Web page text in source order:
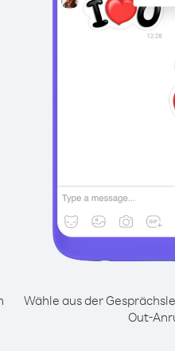
Wähle aus der
Out-